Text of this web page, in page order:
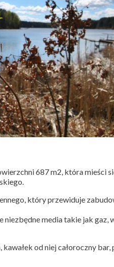
687 m2, która mieści
który przewiduje
niezbędne media takie jak gaz,
od niej całoroczny bar,